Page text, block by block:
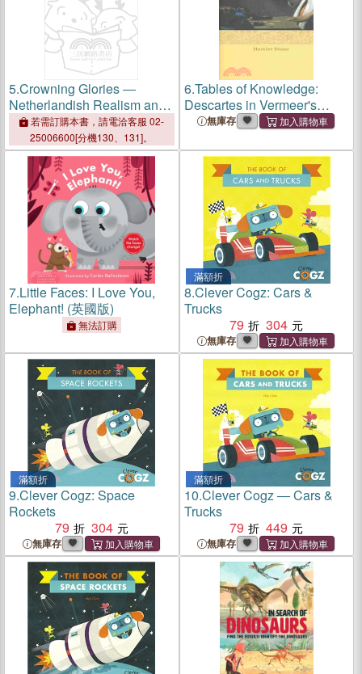
5.Crowning Glories ―
Netherlandish Realism and
the French Imagination
During the Reign of Louis
XIV
若需訂購本書，請電洽客服 02-
25006600[分機130、131]。
6.Tables of Knowledge:
Descartes in Vermeer's
Studio無庫存
7.Little Faces: I Love You,
Elephant! (英國版)
無法訂購
滿額折
8.Clever Cogz: Cars &
Trucks
79
304
無庫存
滿額折
9.Clever Cogz: Space
Rockets
79
304
無庫存
滿額折
10.Clever Cogz ― Cars &
Trucks
79
449
無庫存